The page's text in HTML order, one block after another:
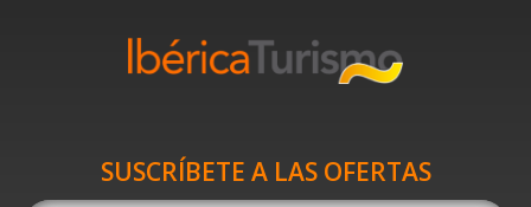
SUSCRÍBETE A LAS OFERTAS